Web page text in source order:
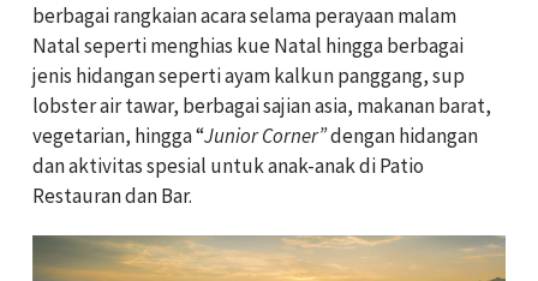
berbagai rangkaian acara selama perayaan malam
Natal seperti menghias kue Natal hingga berbagai
jenis hidangan seperti ayam kalkun panggang, sup
lobster air tawar, berbagai sajian asia, makanan barat,
vegetarian, hingga “Junior Corner”dengan hidangan
dan aktivitas spesial untuk anak-anak di Patio
Restauran dan Bar.